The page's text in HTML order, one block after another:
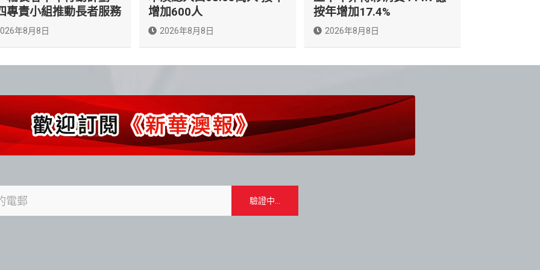
專責小組推動長者服務
年8月8日
增加600人
2026年8月8日
按年增加17.4%
2026年8月8日